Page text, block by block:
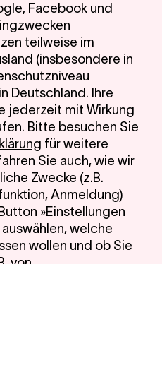
Facebook und
teilweise im
(insbesondere in
Deutschland. Ihre
jederzeit mit Wirkung
Bitte besuchen Sie
für weitere
Sie auch, wie wir
Zwecke (z.B.
Anmeldung)
»Einstellungen
welche
wollen und ob Sie
von